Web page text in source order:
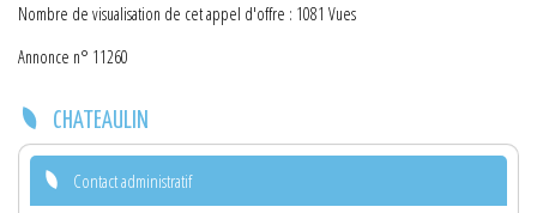
Nombre de visualisation de cet appel d'offre : 1081 Vues
Annonce n° 11260
CHATEAULIN
Contact administratif